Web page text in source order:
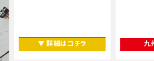
▼ 詳細はコチラ 九